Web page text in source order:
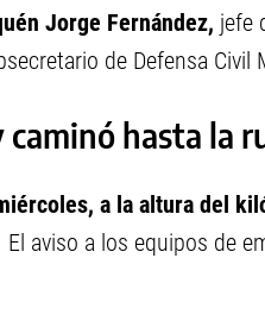
Jorge Fernández, jefe
de Defensa Civil
caminó hasta la
a la altura del
El aviso a los equipos de